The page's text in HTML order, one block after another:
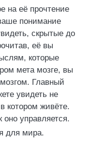
на её прочтение
понимание
скрытые до
её вы
которые
мета мозге, вы
Главный
увидеть не
котором живёте.
оно управляется.
для мира.